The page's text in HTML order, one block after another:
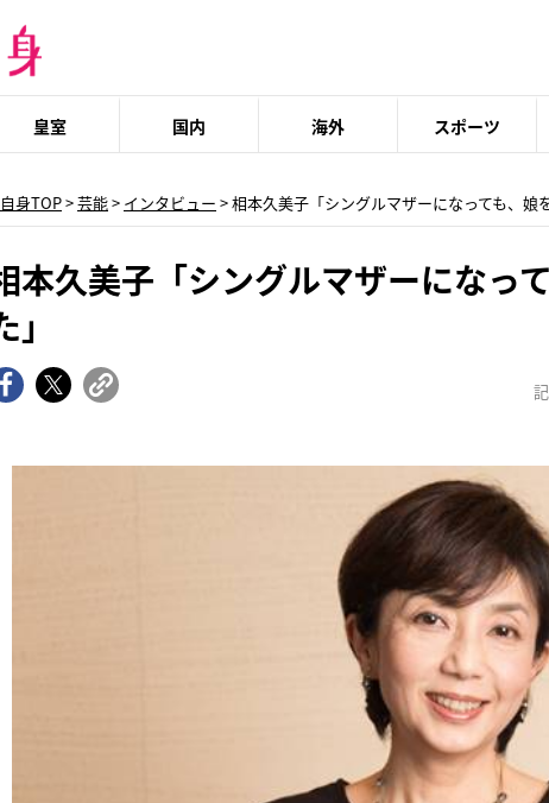
皇室 国内 海外 スポーツ
身TOP>芸能> インタビュー > 相本久美子「シングルマザーになっても、娘
本久美子「シングルマザーになっ
」